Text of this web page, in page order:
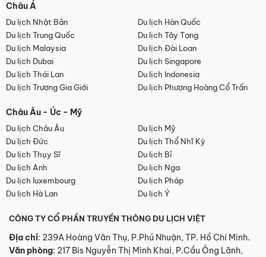
Châu Á
Du lịch Nhật Bản
Du lịch Hàn Quốc
Du lịch Trung Quốc
Du lịch Tây Tạng
Du lịch Malaysia
Du lịch Đài Loan
Du lịch Dubai
Du lịch Singapore
Du lịch Thái Lan
Du lịch Indonesia
Du lịch Trương Gia Giới
Du lịch Phượng Hoàng Cổ Trấn
Châu Âu - Úc - Mỹ
Du lịch Châu Âu
Du lịch Mỹ
Du lịch Đức
Du lịch Thổ Nhĩ Kỳ
Du lịch Thụy Sĩ
Du lịch Bỉ
Du lịch Anh
Du lịch Nga
Du lịch luxembourg
Du lịch Pháp
Du lịch Hà Lan
Du lịch Ý
CÔNG TY CỔ PHẦN TRUYỀN THÔNG DU LỊCH VIỆT
Địa chỉ: 239A Hoàng Văn Thụ, P.Phú Nhuận, TP. Hồ Chí Minh.
Văn phòng: 217 Bis Nguyễn Thị Minh Khai, P.Cầu Ông Lãnh,